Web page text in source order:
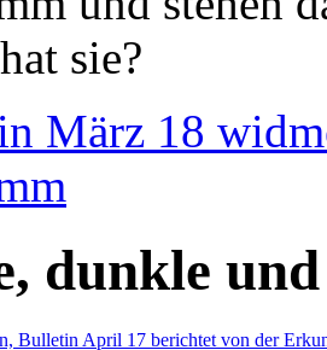
sie?
März 18
dunkle
Bulletin April 17 berichtet von der